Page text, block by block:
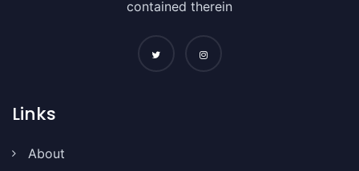
contained therein
Links
About